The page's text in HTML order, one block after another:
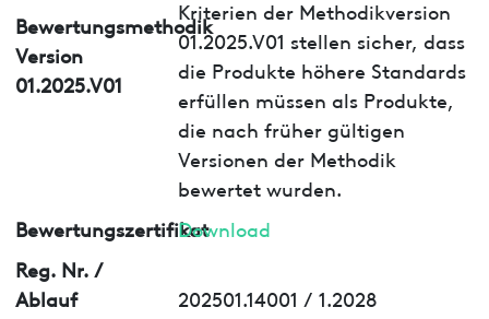
Bewertungsmethodik
Version
01.2025.V01
Kriterien der Methodikversion
01.2025.V01 stellen sicher, dass
die Produkte höhere Standards
erfüllen müssen als Produkte,
die nach früher gültigen
Versionen der Methodik
bewertet wurden.
BewertungszertifikatDownload
Reg. Nr. /
Ablauf
202501.14001 / 1.2028